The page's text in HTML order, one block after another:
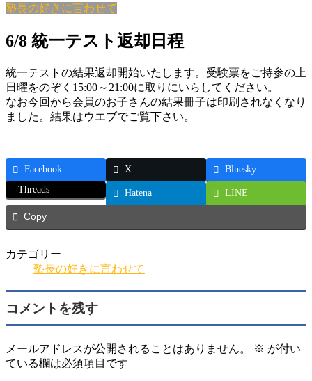
塾長の好きに言わせて
6/8 統一テスト返却日程
統一テストの結果返却開始いたします。受験票をご持参の上
日曜をのぞく15:00～21:00に取りにいらしてください。
なお今回から会員のお子さんの結果冊子は印刷されなくなり
ました。結果はウエブでご覧下さい。
Facebook X
Bluesky
Threads
Hatena LINE
Copy
カテゴリー
塾長の好きに言わせて
コメントを残す
メールアドレスが公開されることはありません。 ※ が付い
ている欄は必須項目です